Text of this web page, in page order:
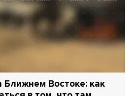
Ближнем Востоке: как